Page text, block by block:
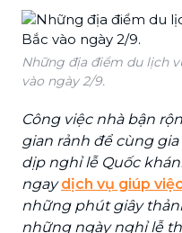
Những địa điểm du lịch
vào ngày 2/9.
Công việc nhà bận
gian rảnh để cùng
dịp nghỉ lễ Quốc
ngaydịch vụ giúp
những phút giây
những ngày nghỉ lễ